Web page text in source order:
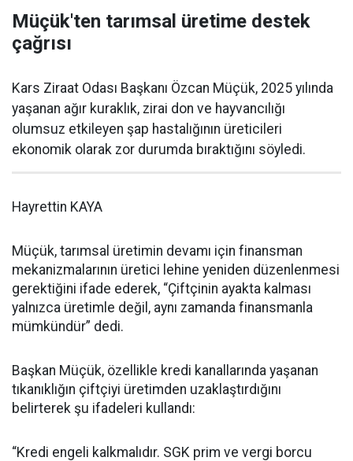
Müçük'ten tarımsal üretime destek
çağrısı
Kars Ziraat Odası Başkanı Özcan Müçük, 2025 yılında
yaşanan ağır kuraklık, zirai don ve hayvancılığı
olumsuz etkileyen şap hastalığının üreticileri
ekonomik olarak zor durumda bıraktığını söyledi.
Hayrettin KAYA
Müçük, tarımsal üretimin devamı için finansman
mekanizmalarının üretici lehine yeniden düzenlenmesi
gerektiğini ifade ederek, “Çiftçinin ayakta kalması
yalnızca üretimle değil, aynı zamanda finansmanla
mümkündür” dedi.
Başkan Müçük, özellikle kredi kanallarında yaşanan
tıkanıklığın çiftçiyi üretimden uzaklaştırdığını
belirterek şu ifadeleri kullandı:
“Kredi engeli kalkmalıdır. SGK prim ve vergi borcu